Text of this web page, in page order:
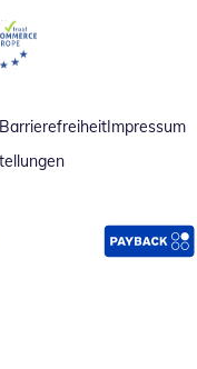
in neuem Fenster
BarrierefreiheitImpressum